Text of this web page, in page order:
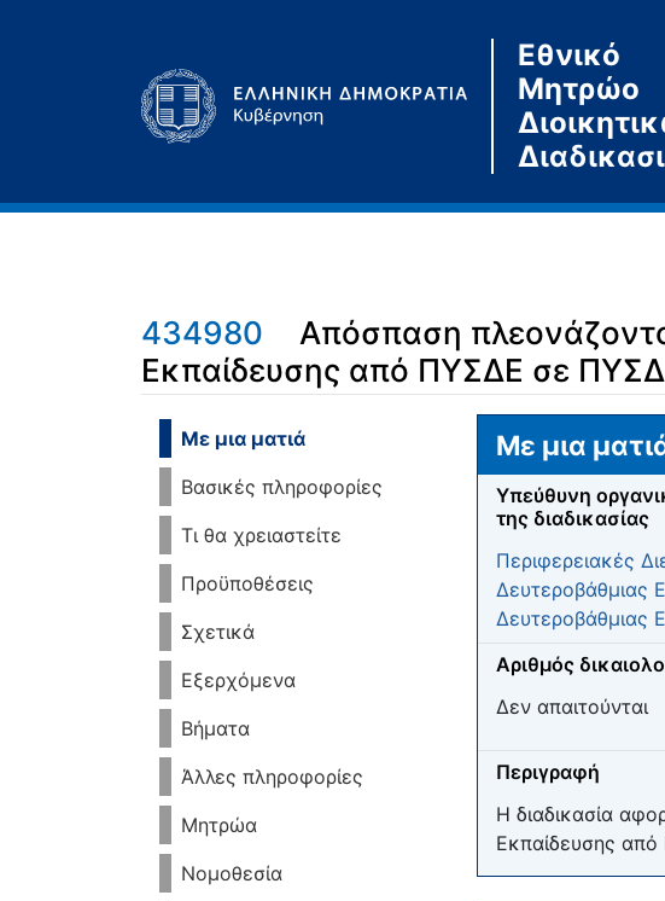
Εθνικό
Μητρώο
434980
Απόσπαση
Εκπαίδευσης από ΠΥΣΔΕ σε
Μετάβαση σε: πλοήγηση
Με μια ματιά
Βασικές πληροφορίες
Τι θα χρειαστείτε
Προϋποθέσεις
Σχετικά
Εξερχόμενα
Βήματα
Άλλες πληροφορίες
Μητρώα
Νομοθεσία
Με μια
Υπεύθυνη
της διαδικασίας
Περιφερειακές
Δευτεροβάθμιας
Δευτεροβάθμιας
Αριθμός
Δεν απαιτούνται
Περιγραφή
Η διαδικασία
Εκπαίδευσης από